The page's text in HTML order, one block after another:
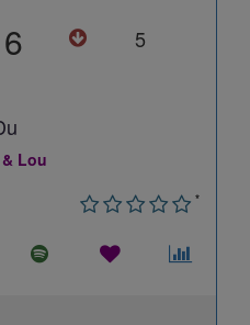
6 5
Lou
*